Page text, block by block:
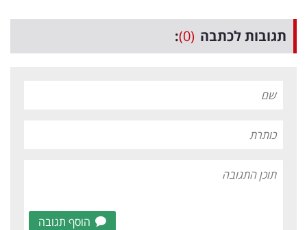
תגובות לכתבה (0)
:
הוסף תגובה